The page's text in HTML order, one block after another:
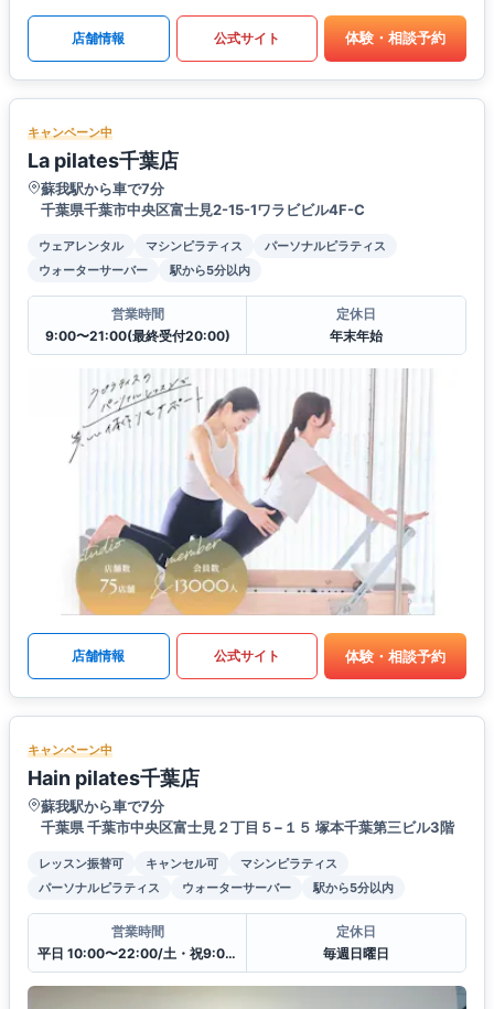
店舗情報 公式サイト 体験・相談予約
キャンペーン中
La pilates千葉店
蘇我駅から車で7分
千葉県千葉市中央区富士見2-15-1ワラビビル4F-C
ウェアレンタル マシンピラティス
パーソナルピラティス
ウォーターサーバー
駅から5分以内
営業時間
9:00〜21:00(最終受付20:00)
定休日
年末年始
店舗情報 公式サイト 体験・相談予約
キャンペーン中
Hain pilates千葉店
蘇我駅から車で7分
千葉県 千葉市中央区富士見２丁目５−１５ 塚本千葉第三ビル3階
レッスン振替可 キャンセル可
マシンピラティス
パーソナルピラティス
ウォーターサーバー 駅から5分以内
営業時間
平日 10:00〜22:00/土・祝9:00〜20:00
定休日
毎週日曜日